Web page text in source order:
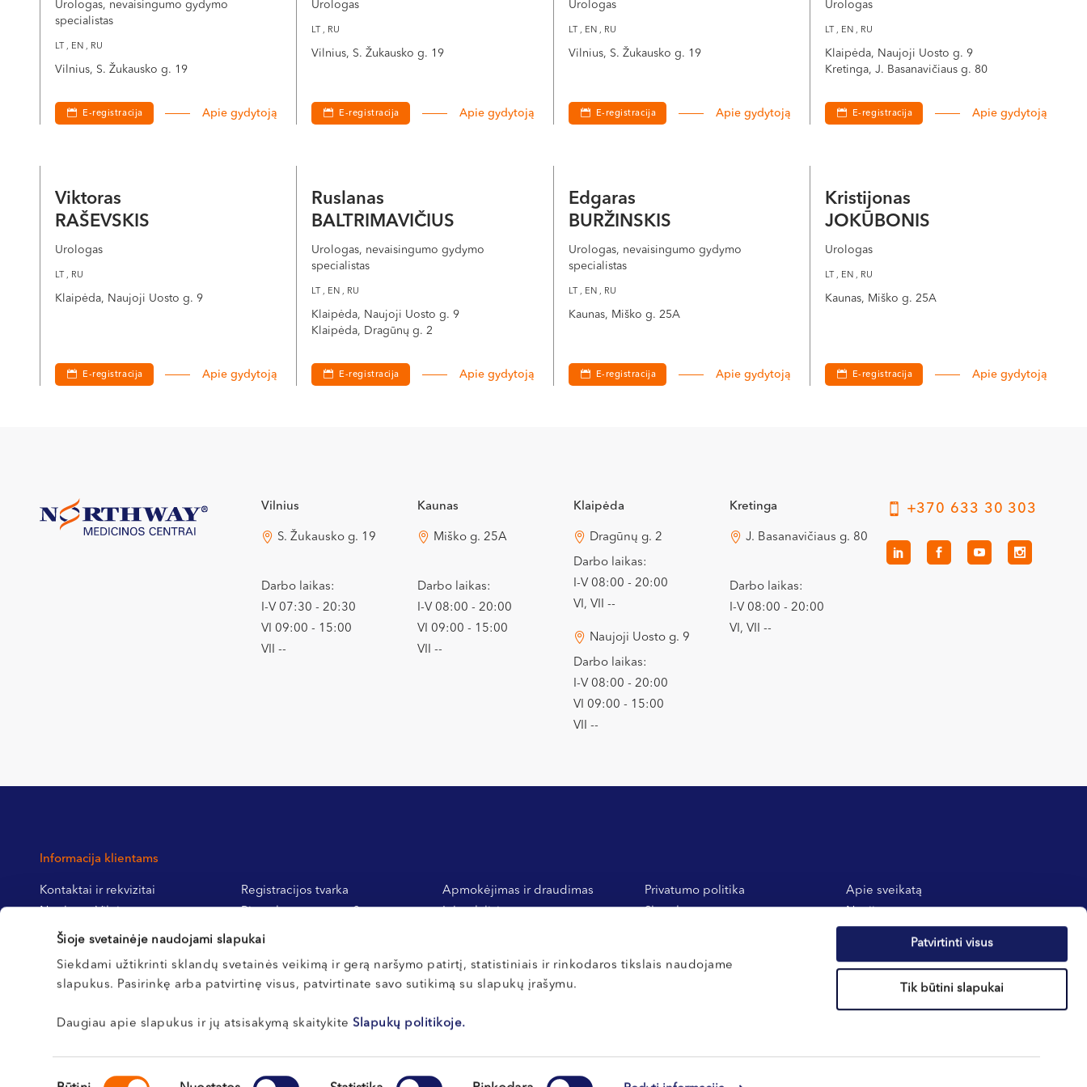
Šioje svetainėje naudojami slapukai
Siekdami užtikrinti sklandų svetainės veikimą ir gerą naršymo patirtį, statistiniais ir rinkodaros tikslais naudojame
slapukus. Pasirinkę arba patvirtinę visus, patvirtinate savo sutikimą su slapukų įrašymu.
Daugiau apie slapukus ir jų atsisakymą skaitykite Slapukų politikoje.
Patvirtinti visus
Tik būtini slapukai
Urologas, nevaisingumo gydymo
specialistas
LT , EN , RU
Vilnius, S. Žukausko g. 19
E-registracija Apie gydytoją
Urologas
LT , RU
Vilnius, S. Žukausko g. 19
E-registracija Apie gydytoją
Urologas
LT , EN , RU
Vilnius, S. Žukausko g. 19
E-registracija Apie gydytoją
Urologas
LT , EN , RU
Klaipėda, Naujoji Uosto g. 9
Kretinga, J. Basanavičiaus g. 80
E-registracija Apie gydytoją
Viktoras
RAŠEVSKIS
Urologas
LT , RU
Klaipėda, Naujoji Uosto g. 9
E-registracija Apie gydytoją
Ruslanas
BALTRIMAVIČIUS
Urologas, nevaisingumo gydymo
specialistas
LT , EN , RU
Klaipėda, Naujoji Uosto g. 9
Klaipėda, Dragūnų g. 2
E-registracija Apie gydytoją
Edgaras
BURŽINSKIS
Urologas, nevaisingumo gydymo
specialistas
LT , EN , RU
Kaunas, Miško g. 25A
E-registracija Apie gydytoją
Kristijonas
JOKŪBONIS
Urologas
LT , EN , RU
Kaunas, Miško g. 25A
E-registracija Apie gydytoją
Vilnius
S. Žukausko g. 19
Darbo laikas:
I-V 07:30 - 20:30
VI 09:00 - 15:00
VII --
Kaunas
Miško g. 25A
Darbo laikas:
I-V 08:00 - 20:00
VI 09:00 - 15:00
VII --
Klaipėda
Dragūnų g. 2
Darbo laikas:
I-V 08:00 - 20:00
VI, VII --
Naujoji Uosto g. 9
Darbo laikas:
I-V 08:00 - 20:00
VI 09:00 - 15:00
VII --
Kretinga
J. Basanavičiaus g. 80
Darbo laikas:
I-V 08:00 - 20:00
VI, VII --
+370 633 30 303
Informacija klientams
Kontaktai ir rekvizitai
Northway Klaipėda
Northway Kaunas
Registracijos tvarka
Pasiruošimas tyrimams ir
Apmokėjimas ir draudimas
Privatumo politika
Apie sveikatą
© 2026 Northway. Visos teisės saugomos.